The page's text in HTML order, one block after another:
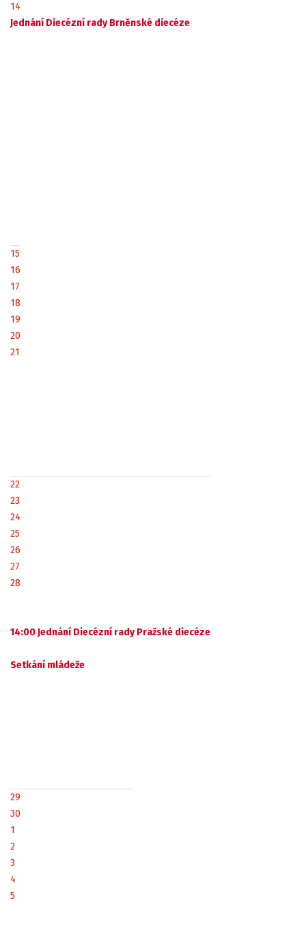
14
Jednání Diecézní rady Brněnské diecéze
15
16
17
18
19
20
21
22
23
24
25
26
27
28
14:00 Jednání Diecézní rady Pražské diecéze
Setkání mládeže
29
30
1
2
3
4
5